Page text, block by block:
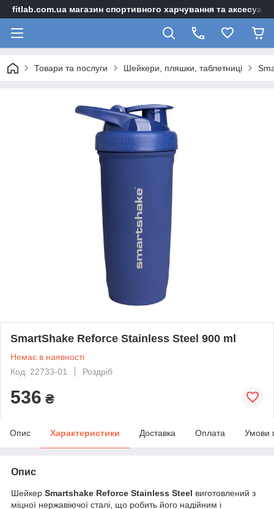
fitlab.com.ua магазин спортивного харчування та
Товари та послуги Шейкери, пляшки, таблетниці
SmartShake Reforce Stainless Steel 900 ml
Немає в наявності
Код: 22733-01
Роздріб
536 ₴
Опис Характеристики Доставка Оплата Умови
Опис
Шейкер Smartshake Reforce Stainless Steel виготовлений з
міцної нержавіючої сталі, що робить його надійним і